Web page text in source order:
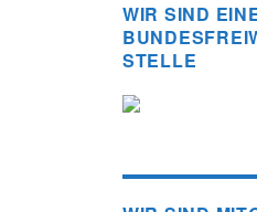
WIR SIND
STELLE